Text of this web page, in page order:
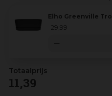
Elho Greenville
29 99
11,39